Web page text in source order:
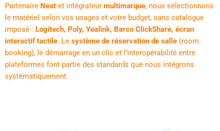
Partenaire Neat et intégrateur multimarque, nous sélectionnons
le matériel selon vos usages et votre budget, sans catalogue
imposé : Logitech, Poly, Yealink, Barco ClickShare, écran
interactif tactile. Le système de réservation de salle (room
booking), le démarrage en un clic et l’interopérabilité entre
plateformes font partie des standards que nous intégrons
systématiquement.